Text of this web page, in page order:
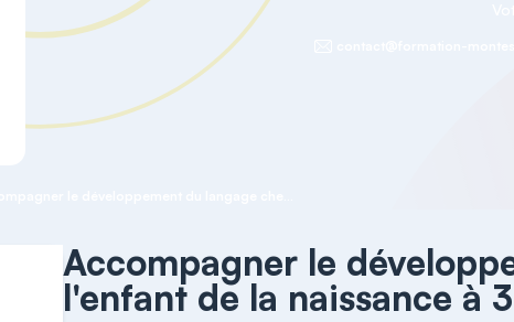
Accompagner le
l'enfant de la naissance à